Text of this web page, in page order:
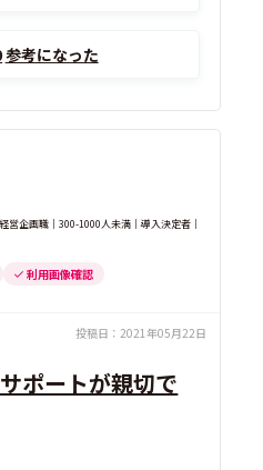
参考になった
営企画職｜300-1000人未満｜導入決定者｜
利用画像確認
投稿日： 2021年05月22日
ポートが親切で